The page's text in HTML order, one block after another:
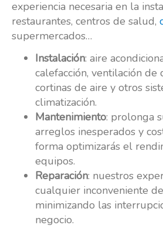
experiencia necesaria en la
restaurantes, centros de salud,
supermercados…
Instalación: aire
calefacción, ventilación
cortinas de aire y otros
climatización.
Mantenimiento: prolonga
arreglos inesperados y
forma optimizarás el
equipos.
Reparación: nuestros
cualquier inconveniente
minimizando las
negocio.